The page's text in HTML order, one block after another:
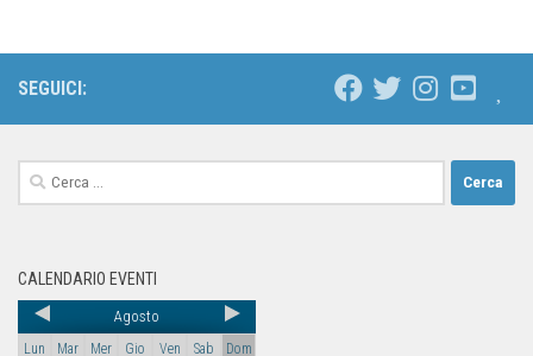
SEGUICI:
CALENDARIO EVENTI
Agosto
Lun Mar Mer Gio Ven Sab
Dom